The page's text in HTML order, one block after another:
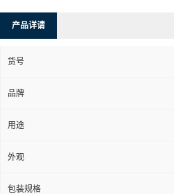
产品详请
货号
品牌
用途
外观
包装规格